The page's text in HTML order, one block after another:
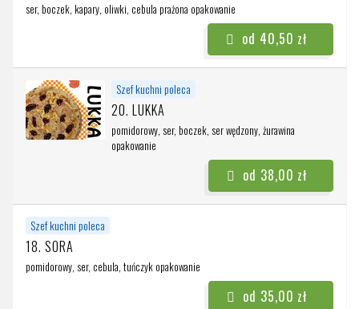
ser, boczek, kapary, oliwki, cebula prażona opakowanie
Szef kuchni poleca
20. LUKKA
pomidorowy, ser, boczek, ser wędzony, żurawina
opakowanie
Szef kuchni poleca
18. SORA
pomidorowy, ser, cebula, tuńczyk opakowanie